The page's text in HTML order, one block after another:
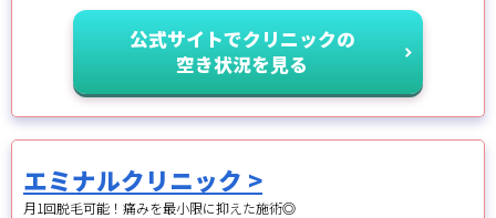
公式サイトでクリニックの
空き状況を見る
エミナルクリニック >
月1回脱毛可能！痛みを最小限に抑えた施術◎